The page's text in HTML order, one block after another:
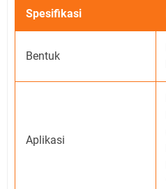
Spesifikasi
Bentuk
Aplikasi